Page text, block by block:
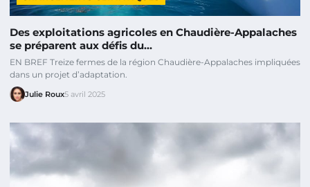
Des exploitations agricoles en Chaudière-Appalaches
se préparent aux défis du…
EN BREF Treize fermes de la région Chaudière-Appalaches impliquées
dans un projet d’adaptation.
Julie Roux5 avril 2025